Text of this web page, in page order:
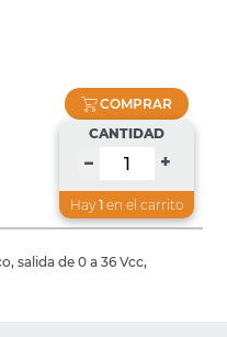
COMPRAR
CANTIDAD
– +
Hay 1 en el carrito
salida de 0 a 36 Vcc,